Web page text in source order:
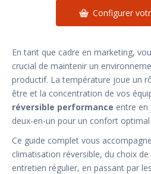
Configurer
En tant que cadre en marketing,
crucial de maintenir un
productif. La température joue un
être et la concentration de vos
réversible performance entre
deux-en-un pour un confort
Ce guide complet vous
climatisation réversible, du choix
entretien régulier, en passant par